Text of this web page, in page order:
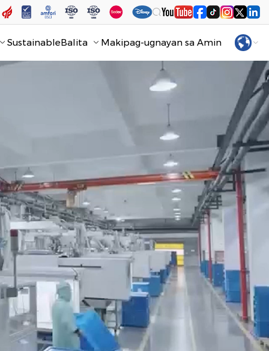
SustainableBalita Makipag-ugnayan sa Amin